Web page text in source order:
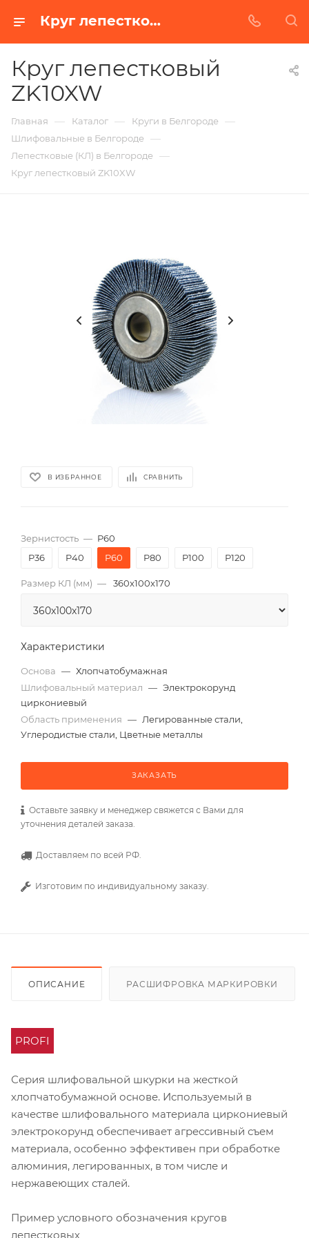
Круг лепестковый ZK10XW в Белгороде | Купить по недорогой цене от Абразивного Завода
Круг лепестковый
ZK10XW
Главная — Каталог — Круги в Белгороде —
Шлифовальные в Белгороде —
Лепестковые (КЛ) в Белгороде —
Круг лепестковый ZK10XW
В ИЗБРАННОЕ СРАВНИТЬ
Зернистость — P60
P36
P40 P60 P80 P100 P120
Размер КЛ (мм) — 360x100x170
Характеристики
Основа — Хлопчатобумажная
Шлифовальный материал — Электрокорунд
циркониевый
Область применения — Легированные стали,
Углеродистые стали, Цветные металлы
ЗАКАЗАТЬ
Оставьте заявку и менеджер свяжется с Вами для
уточнения деталей заказа.
Доставляем по всей РФ.
Изготовим по индивидуальному заказу.
ОПИСАНИЕ РАСШИФРОВКА МАРКИРОВКИ
PROFI
Серия шлифовальной шкурки на жесткой
хлопчатобумажной основе. Используемый в
качестве шлифовального материала циркониевый
электрокорунд обеспечивает агрессивный съем
материала, особенно эффективен при обработке
алюминия, легированных, в том числе и
нержавеющих сталей.
Пример условного обозначения кругов
лепестковых